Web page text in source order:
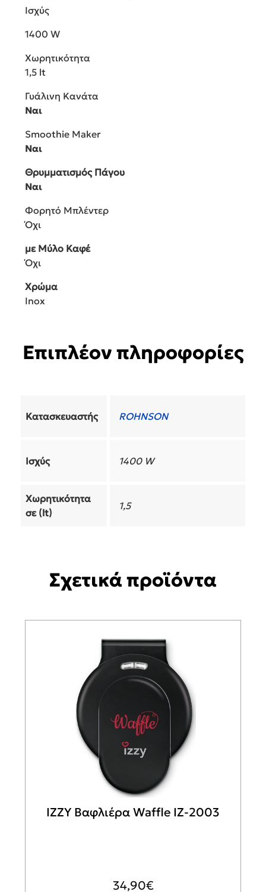
Ισχύς
1400 W
Χωρητικότητα
1,5 lt
Γυάλινη Κανάτα
Ναι
Smoothie Maker
Ναι
Θρυμματισμός Πάγου
Ναι
Φορητό Μπλέντερ
Όχι
με Μύλο Καφέ
Όχι
Χρώμα
Inox
Επιπλέον πληροφορίες
Κατασκευαστής ROHNSON
Ισχύς 1400 W
Χωρητικότητα
σε (lt)
1,5
Σχετικά προϊόντα
IZZY Βαφλιέρα Waffle IZ-2003
34,90€